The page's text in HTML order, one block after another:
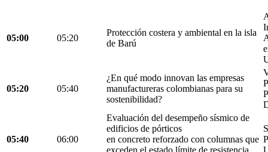
05:00 05:20
Protección costera y ambiental en la isla
de Barú
05:20 05:40
¿En qué modo innovan las empresas
manufactureras colombianas para su
sostenibilidad?
05:40 06:00
Evaluación del desempeño sísmico de
edificios de pórticos
en concreto reforzado con columnas que